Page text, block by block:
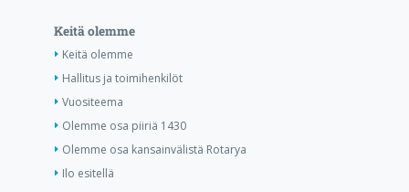
Keitä olemme
Keitä olemme
Hallitus ja toimihenkilöt
Vuositeema
Olemme osa piiriä 1430
Olemme osa kansainvälistä Rotarya
Ilo esitellä